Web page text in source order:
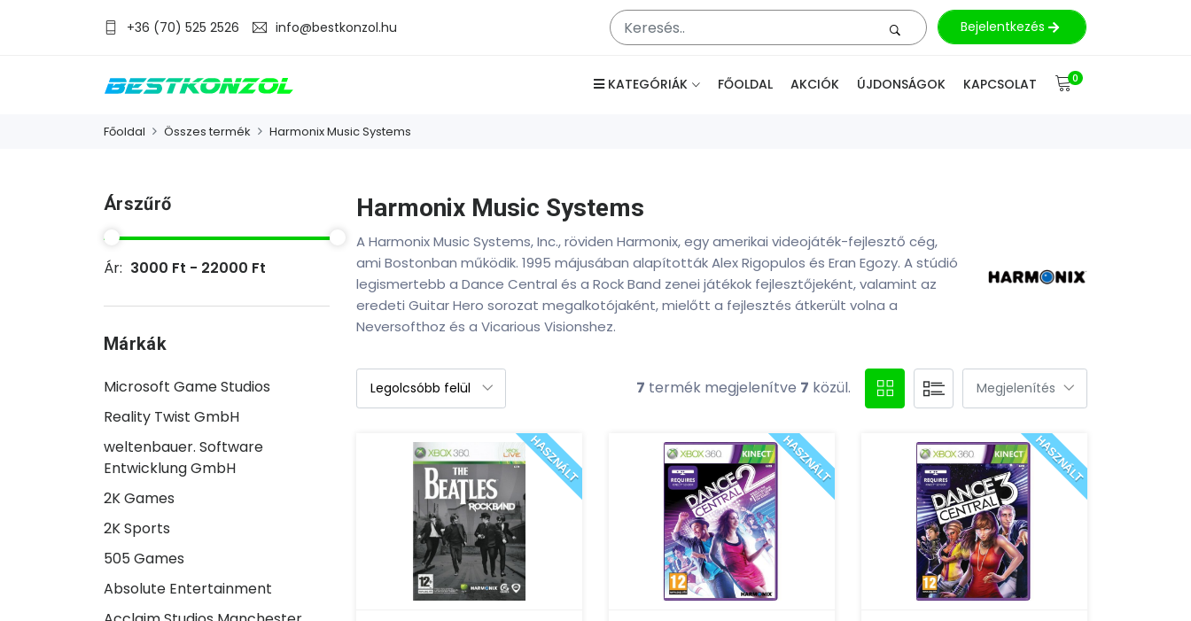
+36 (70) 525 2526 info@bestkonzol.hu Bejelentkezés
KATEGÓRIÁK FŐOLDAL AKCIÓK ÚJDONSÁGOK KAPCSOLAT 0
Főoldal Összes termék Harmonix Music Systems
Harmonix Music Systems
A Harmonix Music Systems, Inc., röviden Harmonix, egy amerikai videojáték-fejlesztő cég,
ami Bostonban működik. 1995 májusában alapították Alex Rigopulos és Eran Egozy. A stúdió
legismertebb a Dance Central és a Rock Band zenei játékok fejlesztőjeként, valamint az
eredeti Guitar Hero sorozat megalkotójaként, mielőtt a fejlesztés átkerült volna a
Neversofthoz és a Vicarious Visionshez.
7 termék megjelenítve 7 közül.
HASZNÁLT HASZNÁLT HASZNÁLT
Árszűrő
Ár: 3000 Ft - 22000 Ft
Márkák
Microsoft Game Studios
Reality Twist GmbH
weltenbauer. Software
Entwicklung GmbH
2K Games
2K Sports
505 Games
Absolute Entertainment